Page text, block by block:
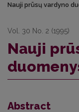
Nauji prūsų vardyno
Vol. 30 No. 2 (1995)
Nauji
Abstract